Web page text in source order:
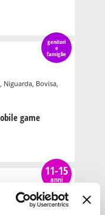
genitori
e
famiglie
Niguarda, Bovisa,
game
11-15
anni